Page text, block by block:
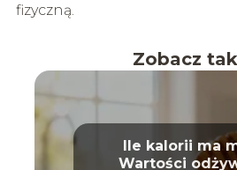
fizyczną.
Zobacz
Ile kalorii ma
Wartości